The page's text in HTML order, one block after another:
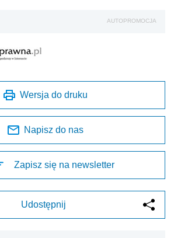
AUTOPROMOCJA
Wersja do druku
Napisz do nas
Zapisz się na newsletter
Udostępnij